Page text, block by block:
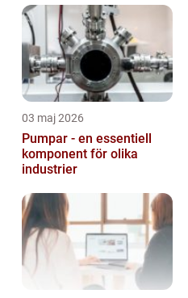
03 maj 2026
Pumpar - en essentiell
komponent för olika
industrier